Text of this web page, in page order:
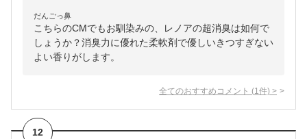
だんごっ鼻
こちらのCMでもお馴染みの、レノアの超消臭は如何で
しょうか？消臭力に優れた柔軟剤で優しいきつすぎない
よい香りがします。
全てのおすすめコメント (1 件) >
12